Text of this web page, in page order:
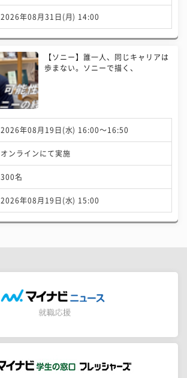
2026年08月31日(月) 14:00
【ソニー】誰一人、同じキャリアは
歩まない。ソニーで描く、
2026年08月19日(水) 16:00〜16:50
オンラインにて実施
300名
2026年08月19日(水) 15:00